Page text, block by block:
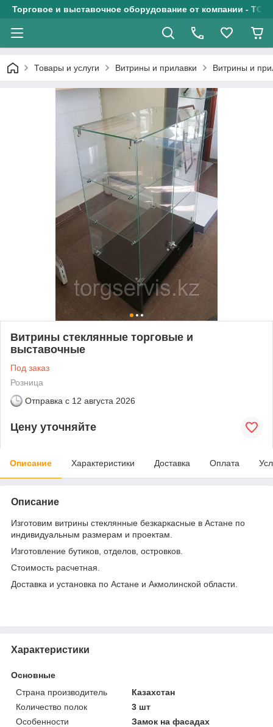
Торговое и выставочное оборудование от компании - ТОО
Товары и услуги Витрины и прилавки Витрины и
Витрины стеклянные торговые и
выставочные
Под заказ
Розница
Отправка с 12 августа 2026
Цену уточняйте
Описание Характеристики Доставка Оплата
Описание
Изготовим витрины стеклянные безкаркасные в Астане по
индивидуальным размерам и проектам.
Изготовление бутиков, отделов, островков.
Стоимость расчетная.
Доставка и установка по Астане и Акмолинской области.
Характеристики
Основные
Страна производитель
Казахстан
Количество полок
3 шт
Особенности
Замок на фасадах